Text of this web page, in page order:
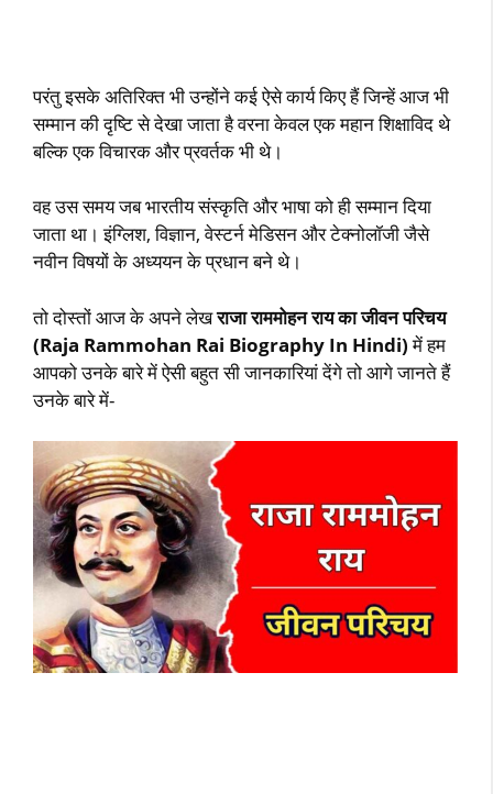
परंतु इसके अतिरिक्त भी उन्होंने कई ऐसे कार्य किए हैं जिन्हें आज भी
सम्मान की दृष्टि से देखा जाता है वरना केवल एक महान शिक्षाविद थे
बल्कि एक विचारक और प्रवर्तक भी थे।
वह उस समय जब भारतीय संस्कृति और भाषा को ही सम्मान दिया
जाता था। इंग्लिश, विज्ञान, वेस्टर्न मेडिसन और टेक्नोलॉजी जैसे
नवीन विषयों के अध्ययन के प्रधान बने थे।
तो दोस्तों आज के अपने लेखराजा राममोहन राय का जीवन परिचय
(Raja Rammohan Rai Biography In Hindi)में हम
आपको उनके बारे में ऐसी बहुत सी जानकारियां देंगे तो आगे जानते हैं
उनके बारे में-